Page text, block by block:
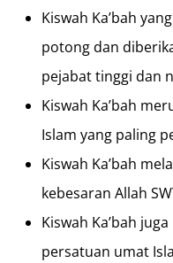
Kiswah Ka’bah
potong dan
pejabat tinggi dan
Kiswah Ka’bah
Islam yang paling
Kiswah Ka’bah
kebesaran Allah
Kiswah Ka’bah
persatuan umat